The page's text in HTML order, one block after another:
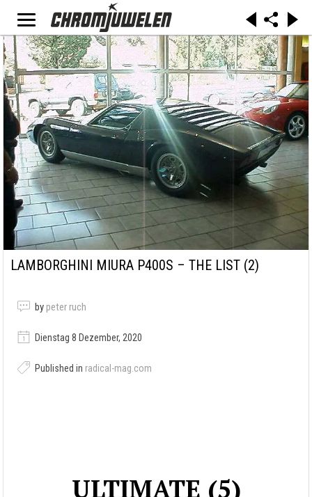
LAMBORGHINI MIURA P400S – THE LIST (2)
by peter ruch
Dienstag 8 Dezember, 2020
Published in radical-mag.com
ULTIMATE (5)